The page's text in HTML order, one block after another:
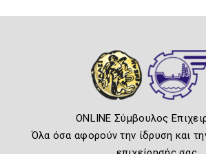
ONLINE Σύμβουλος
Όλα όσα αφορούν την ίδρυση και